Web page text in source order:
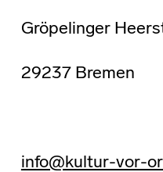
Gröpelinger
29237 Bremen
info@kultur-vor-